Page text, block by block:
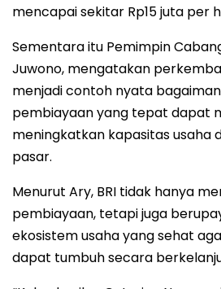
mencapai sekitar Rp15 juta per
Sementara itu Pemimpin
Juwono, mengatakan
menjadi contoh nyata
pembiayaan yang tepat dapat
meningkatkan kapasitas usaha
pasar.
Menurut Ary, BRI tidak hanya
pembiayaan, tetapi juga
ekosistem usaha yang sehat
dapat tumbuh secara